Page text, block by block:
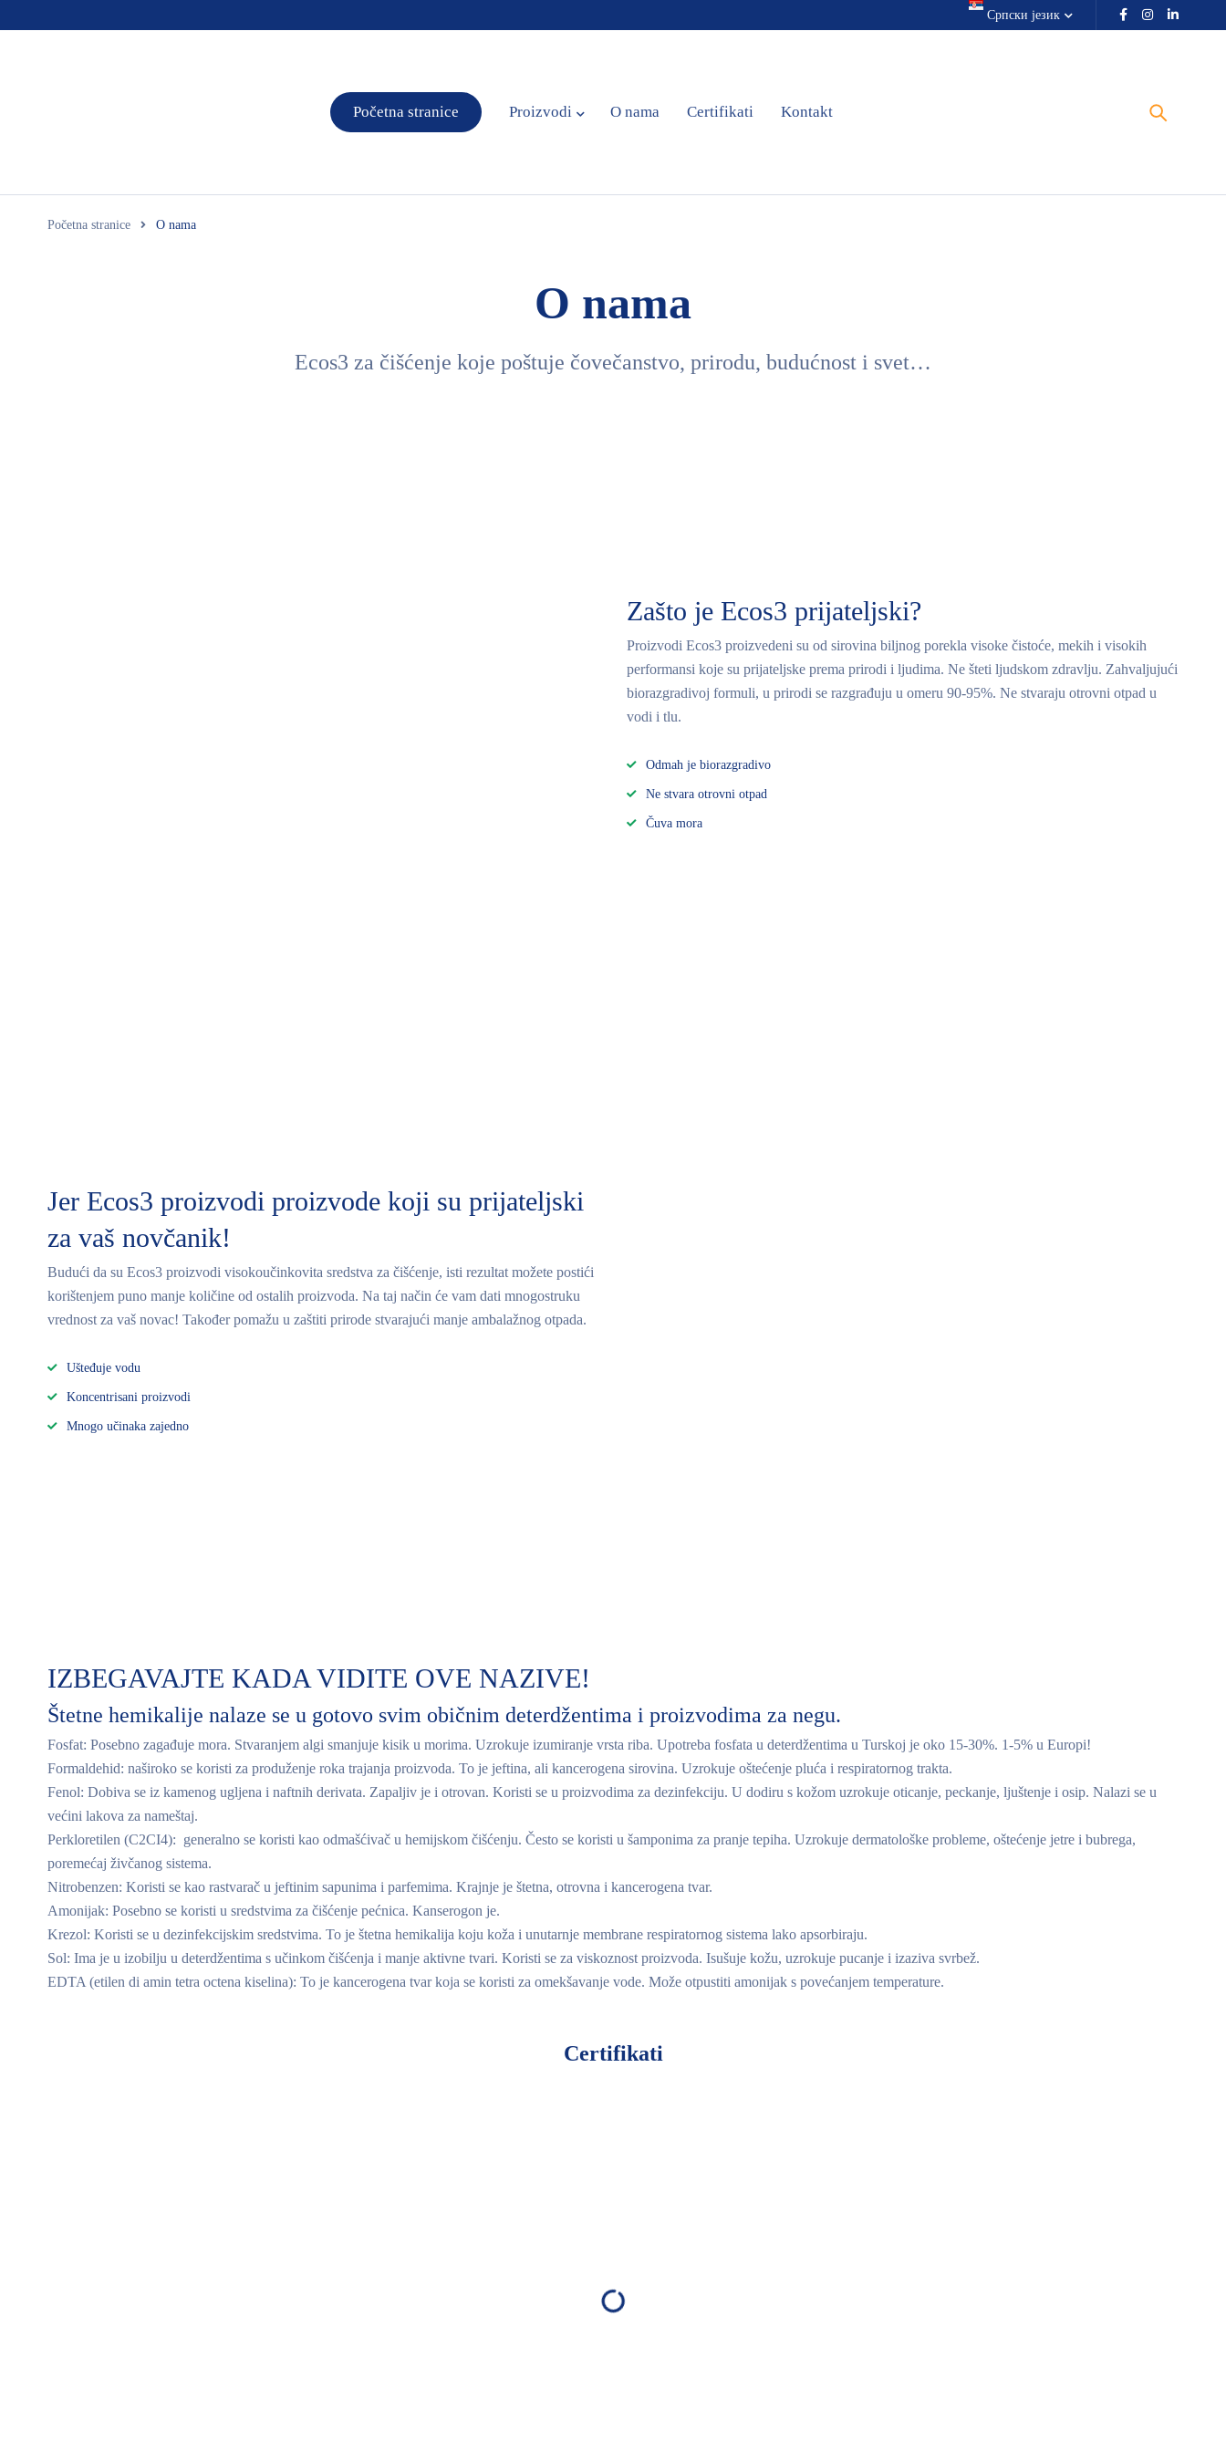
Српски језик
Početna stranice Proizvodi O nama Certifikati Kontakt
Početna stranice O nama
O nama
Ecos3 za čišćenje koje poštuje čovečanstvo, prirodu, budućnost i svet…
Zašto je Ecos3 prijateljski?
Proizvodi Ecos3 proizvedeni su od sirovina biljnog porekla visoke čistoće, mekih i visokih
performansi koje su prijateljske prema prirodi i ljudima. Ne šteti ljudskom zdravlju. Zahvaljujući
biorazgradivoj formuli, u prirodi se razgrađuju u omeru 90-95%. Ne stvaraju otrovni otpad u
vodi i tlu.
Odmah je biorazgradivo
Ne stvara otrovni otpad
Čuva mora
Jer Ecos3 proizvodi proizvode koji su prijateljski
za vaš novčanik!
Budući da su Ecos3 proizvodi visokoučinkovita sredstva za čišćenje, isti rezultat možete postići
korištenjem puno manje količine od ostalih proizvoda. Na taj način će vam dati mnogostruku
vrednost za vaš novac! Također pomažu u zaštiti prirode stvarajući manje ambalažnog otpada.
Ušteđuje vodu
Koncentrisani proizvodi
Mnogo učinaka zajedno
IZBEGAVAJTE KADA VIDITE OVE NAZIVE!
Štetne hemikalije nalaze se u gotovo svim običnim deterdžentima i proizvodima za negu.
Fosfat: Posebno zagađuje mora. Stvaranjem algi smanjuje kisik u morima. Uzrokuje izumiranje vrsta riba. Upotreba fosfata u deterdžentima u Turskoj je oko 15-30%. 1-5% u Europi!
Formaldehid: naširoko se koristi za produženje roka trajanja proizvoda. To je jeftina, ali kancerogena sirovina. Uzrokuje oštećenje pluća i respiratornog trakta.
Fenol: Dobiva se iz kamenog ugljena i naftnih derivata. Zapaljiv je i otrovan. Koristi se u proizvodima za dezinfekciju. U dodiru s kožom uzrokuje oticanje, peckanje, ljuštenje i osip. Nalazi se u
većini lakova za nameštaj.
Perkloretilen (C2CI4): generalno se koristi kao odmašćivač u hemijskom čišćenju. Često se koristi u šamponima za pranje tepiha. Uzrokuje dermatološke probleme, oštećenje jetre i bubrega,
poremećaj živčanog sistema.
Nitrobenzen: Koristi se kao rastvarač u jeftinim sapunima i parfemima. Krajnje je štetna, otrovna i kancerogena tvar.
Amonijak: Posebno se koristi u sredstvima za čišćenje pećnica. Kanserogon je.
Krezol: Koristi se u dezinfekcijskim sredstvima. To je štetna hemikalija koju koža i unutarnje membrane respiratornog sistema lako apsorbiraju.
Sol: Ima je u izobilju u deterdžentima s učinkom čišćenja i manje aktivne tvari. Koristi se za viskoznost proizvoda. Isušuje kožu, uzrokuje pucanje i izaziva svrbež.
EDTA (etilen di amin tetra octena kiselina): To je kancerogena tvar koja se koristi za omekšavanje vode. Može otpustiti amonijak s povećanjem temperature.
Certifikati